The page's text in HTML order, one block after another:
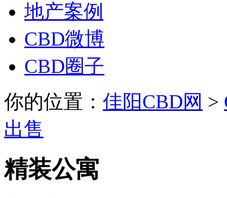
地产案例
CBD微博
CBD圈子
你的位置： 佳阳CBD网 >
出售
精装公寓